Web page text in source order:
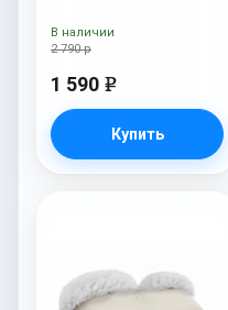
2 790 р
1 590 e
Купить
В наличии